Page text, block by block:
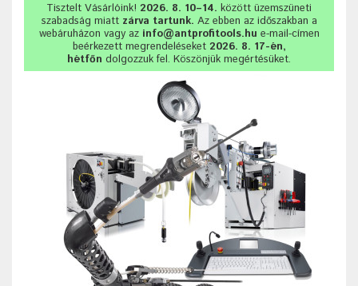
Tisztelt Vásárlóink! 2026. 8. 10–14. között üzemszüneti
szabadság miatt zárva tartunk. Az ebben az időszakban a
webáruházon vagy az info@antprofitools.hu e-mail-címen
beérkezett megrendeléseket 2026. 8. 17-én,
hétfőn dolgozzuk fel. Köszönjük megértésüket.